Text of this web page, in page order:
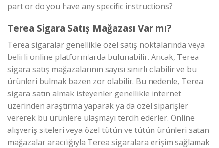
part or do you have any specific instructions?
Terea Sigara Satış Mağazası Var mı?
Terea sigaralar genellikle özel satış noktalarında veya
belirli online platformlarda bulunabilir. Ancak, Terea
sigara satış mağazalarının sayısı sınırlı olabilir ve bu
ürünleri bulmak bazen zor olabilir. Bu nedenle, Terea
sigara satın almak isteyenler genellikle internet
üzerinden araştırma yaparak ya da özel siparişler
vererek bu ürünlere ulaşmayı tercih ederler. Online
alışveriş siteleri veya özel tütün ve tütün ürünleri satan
mağazalar aracılığıyla Terea sigaralara erişim sağlamak